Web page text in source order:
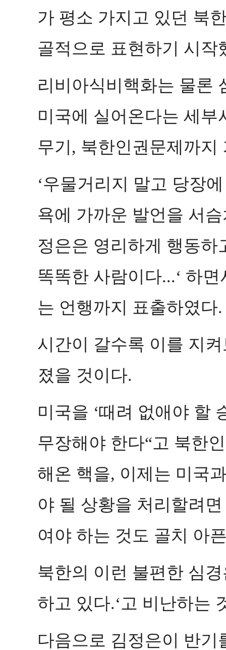
가 평소 가지고 있던 북
골적으로 표현하기 시작
리비아식비핵화는 물론
미국에 실어온다는 세
무기, 북한인권문제까지
‘우물거리지 말고 당장
욕에 가까운 발언을 서
정은은 영리하게 행동하
똑똑한 사람이다...‘ 하면
는 언행까지 표출하였다.
시간이 갈수록 이를 지
졌을 것이다.
미국을 ‘때려 없애야 할
무장해야 한다“고 북한
해온 핵을, 이제는 미국
야 될 상황을 처리할려
여야 하는 것도 골치 아
북한의 이런 불편한 심
하고 있다.‘고 비난하는
다음으로 김정은이 반